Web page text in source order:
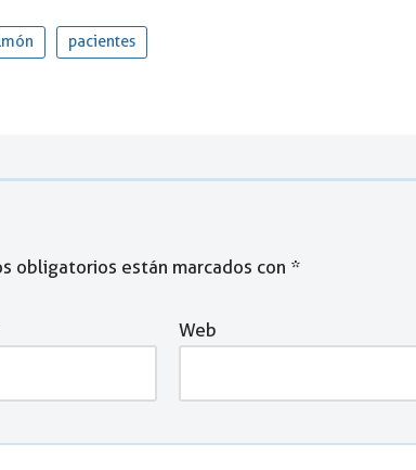
pacientes
obligatorios están marcados con *
Web